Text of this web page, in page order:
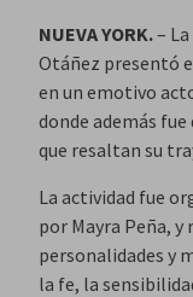
NUEVA YORK.–
Otáñez presentó
en un emotivo
donde además
que resaltan su
La actividad fue
por Mayra Peña,
personalidades y
la fe, la